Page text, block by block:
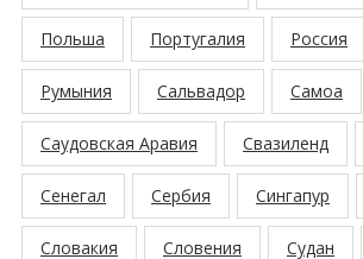
Польша Португалия Россия
Румыния Сальвадор Самоа
Саудовская Аравия Свазиленд
Сенегал Сербия Сингапур
Словакия Словения Судан